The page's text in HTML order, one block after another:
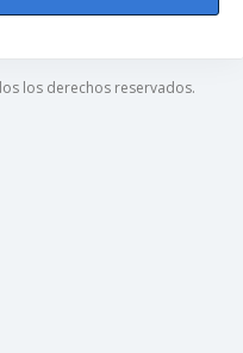
los derechos reservados.